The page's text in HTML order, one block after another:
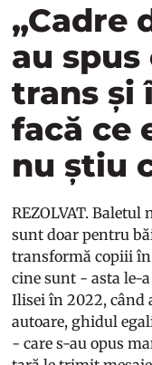
„Cadre
au spus
trans și
facă ce
nu știu
REZOLVAT.
sunt doar pentru
transformă copiii în
cine sunt - asta le-
Ilisei în 2022, când
autoare, ghidul
- care s-au opus